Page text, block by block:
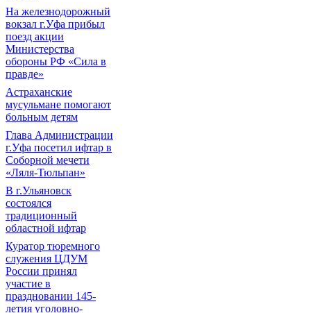
На железнодорожный
вокзал г.Уфа прибыл
поезд акции
Министерства
обороны РФ «Сила в
правде»
Астраханские
мусульмане помогают
больным детям
Глава Администрации
г.Уфа посетил ифтар в
Соборной мечети
«Ляля-Тюльпан»
В г.Ульяновск
состоялся
традиционный
областной ифтар
Куратор тюремного
служения ЦДУМ
России принял
участие в
праздновании 145-
летия уголовно-